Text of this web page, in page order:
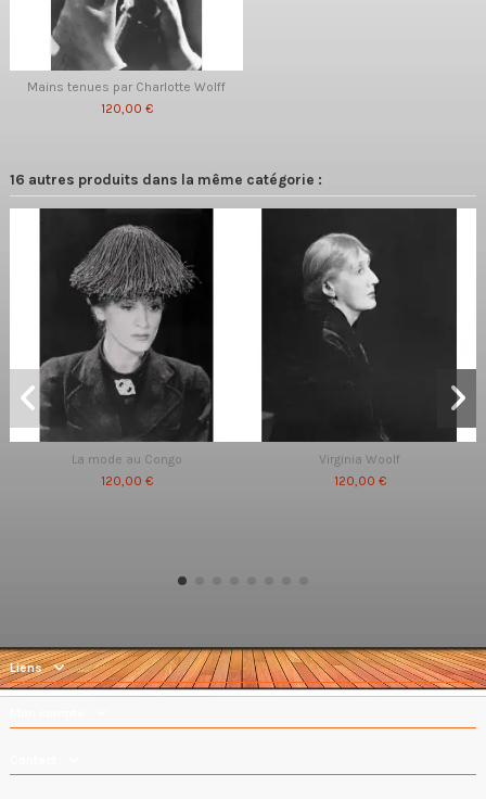
Mains tenues par Charlotte Wolff
120,00 €
16 autres produits dans la même catégorie :
La mode au Congo
120,00 €
Virginia Woolf
120,00 €
Liens